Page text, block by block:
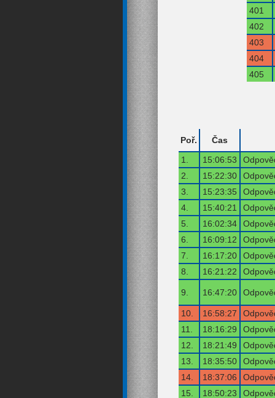
401
402
403
404
405
Poř.
Čas
1.
15:06:53
2.
15:22:30
3.
15:23:35
4.
15:40:21
5.
16:02:34
6.
16:09:12
7.
16:17:20
8.
16:21:22
9. 16:47:20
10. 16:58:27
11.
18:16:29
12.
18:21:49
13.
18:35:50
14.
18:37:06
15.
18:50:23